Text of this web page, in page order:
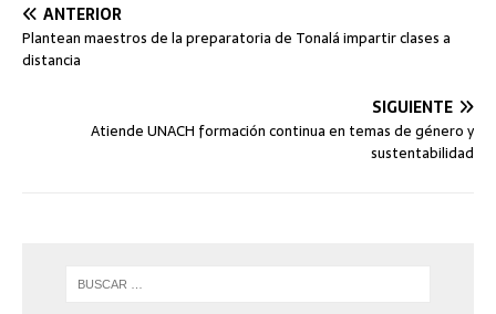
ANTERIOR
Plantean maestros de la preparatoria de Tonalá impartir clases a
distancia
SIGUIENTE
Atiende UNACH formación continua en temas de género y
sustentabilidad